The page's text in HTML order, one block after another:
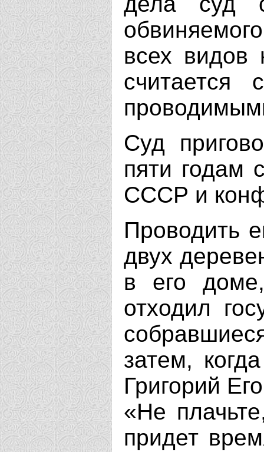
всех видов
считается
Суд
пяти годам
СССР и
Проводить
двух
в его
отходил
затем,
Григорий
«Не
придет